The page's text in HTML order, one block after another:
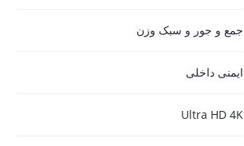
جمع و جور و سبک وزن
ایمنی داخلی
Ultra HD 4K